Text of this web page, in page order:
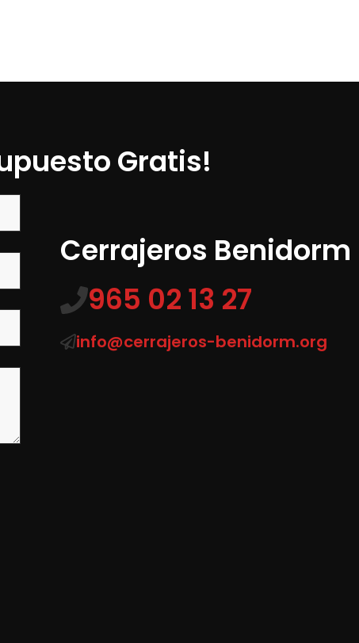
Gratis!
Cerrajeros Benidorm
965 02 13 27
info@cerrajeros-benidorm.org